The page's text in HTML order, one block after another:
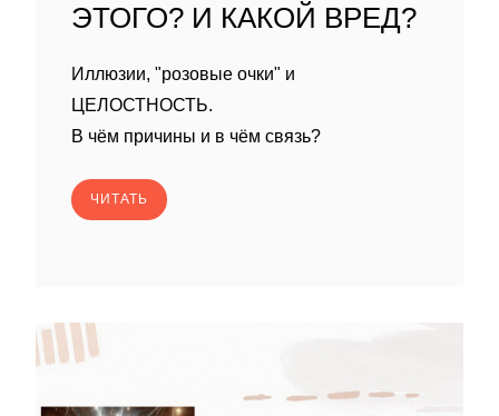
ЭТОГО? И КАКОЙ ВРЕД?
Иллюзии, "розовые очки" и
ЦЕЛОСТНОСТЬ.
В чём причины и в чём связь?
ЧИТАТЬ